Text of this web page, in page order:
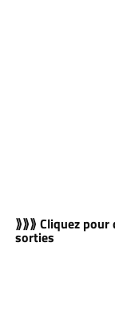
⟫⟫⟫ Cliquez
sorties